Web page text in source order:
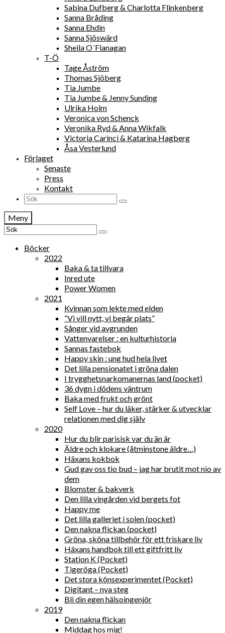
Sabina Dufberg & Charlotta Flinkenberg
Sanna Bråding
Sanna Ehdin
Sanna Sjöswärd
Sheila O´Flanagan
T-Ö
Tage Åström
Thomas Sjöberg
Tia Jumbe
Tia Jumbe & Jenny Sunding
Ulrika Holm
Veronica von Schenck
Veronika Ryd & Anna Wikfalk
Victoria Carinci & Katarina Hagberg
Åsa Vesterlund
Förlaget
Senaste
Press
Kontakt
Search
Meny
Search
Böcker
2022
Baka & ta tillvara
Inred ute
Power Women
2021
Kvinnan som lekte med elden
“Vi vill nytt, vi begär plats”
Sånger vid avgrunden
Vattenvarelser : en kulturhistoria
Sannas fastebok
Happy skin : ung hud hela livet
Det lilla pensionatet i gröna dalen
I trygghetsnarkomanernas land (pocket)
36 dygn i dödens väntrum
Baka med frukt och grönt
Self Love – hur du läker, stärker & utvecklar
relationen med dig själv
2020
Hur du blir parisisk var du än är
Äldre och klokare (åtminstone äldre…)
Häxans kokbok
Gud gav oss tio bud – jag har brutit mot nio av
dem
Blomster & bakverk
Den lilla vingården vid bergets fot
Happy me
Det lilla galleriet i solen (pocket)
Den nakna flickan (pocket)
Gröna, sköna tillbehör för ett friskare liv
Häxans handbok till ett giftfritt liv
Station K (Pocket)
Tigeröga (Pocket)
Det stora könsexperimentet (Pocket)
Digitant – nya steg
Bli din egen hälsoingenjör
2019
Den nakna flickan
Middag hos mig!